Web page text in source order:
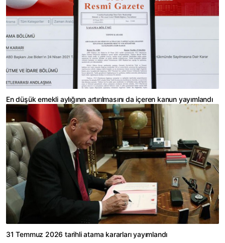
En düşük emekli aylığının artırılmasını da içeren kanun yayımlandı
31 Temmuz 2026 tarihli atama kararları yayımlandı